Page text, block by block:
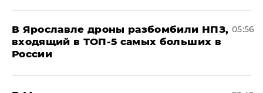
В Ярославле дроны разбомбили НПЗ,
входящий в ТОП-5 самых больших в
России
05:56